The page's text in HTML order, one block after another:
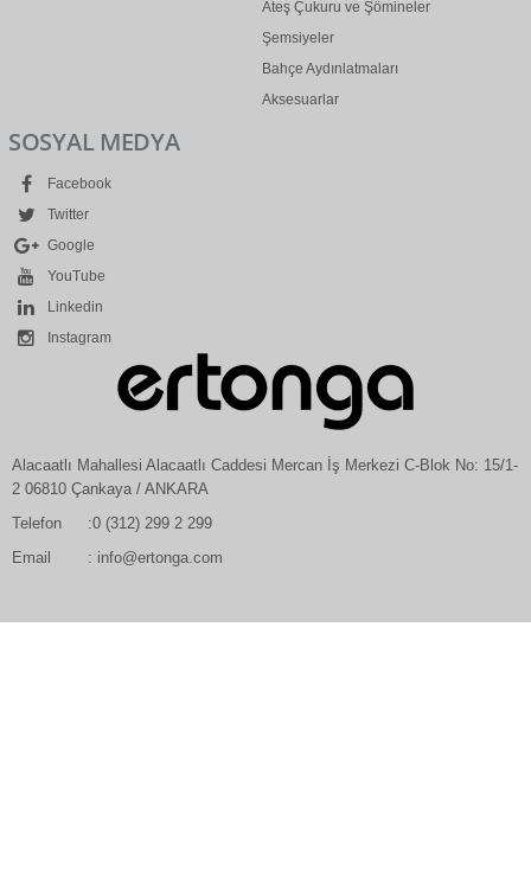
Ateş Çukuru ve Şömineler
Şemsiyeler
Bahçe Aydınlatmaları
Aksesuarlar
SOSYAL MEDYA
Facebook
Twitter
Google
YouTube
Linkedin
Instagram
Alacaatlı Mahallesi Alacaatlı Caddesi Mercan İş Merkezi C-Blok No: 15/1-
2 06810 Çankaya / ANKARA
Telefon
:0 (312) 299 2 299
Email
: info@ertonga.com